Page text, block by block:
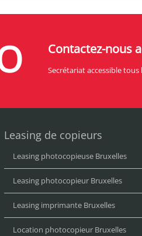
Contactez-nous
Secrétariat accessible
Leasing de copieurs
Leasing photocopieuse Bruxelles
Leasing photocopieur Bruxelles
Leasing imprimante Bruxelles
Location photocopieur Bruxelles